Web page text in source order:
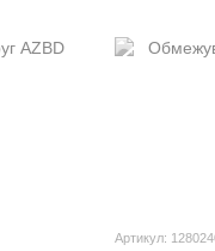
Артикул: